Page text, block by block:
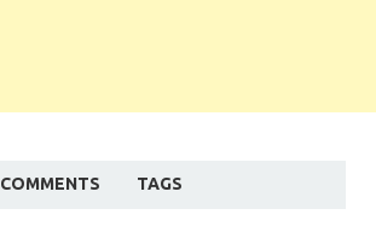
COMMENTS TAGS